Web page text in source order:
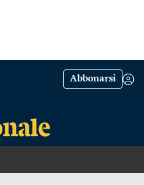
Abbonarsi